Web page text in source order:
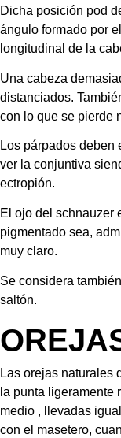
Dicha posición pod
ángulo formado por
longitudinal de la
Una cabeza
distanciados.
con lo que se pierde
Los párpados deben
ver la conjuntiva
ectropión.
El ojo del schnauzer
pigmentado sea,
muy claro.
Se considera
saltón.
Las orejas naturales
la punta ligeramente
medio , llevadas
con el masetero,